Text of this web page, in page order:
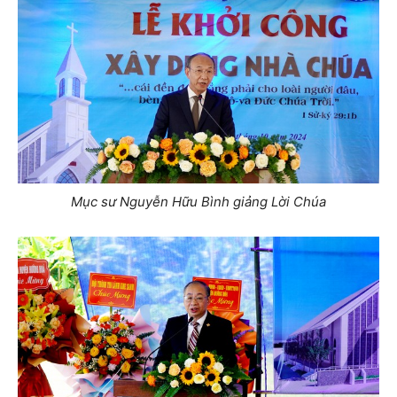
Mục sư Nguyễn Hữu Bình giảng Lời Chúa